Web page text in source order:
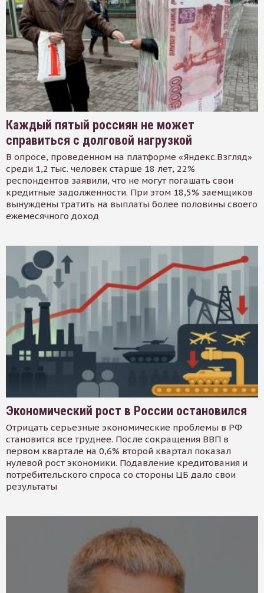
Каждый пятый россиян не может
справиться с долговой нагрузкой
В опросе, проведенном на платформе «Яндекс.Взгляд»
среди 1,2 тыс. человек старше 18 лет, 22%
респондентов заявили, что не могут погашать свои
кредитные задолженности. При этом 18,5% заемщиков
вынуждены тратить на выплаты более половины своего
ежемесячного доход
Экономический рост в России остановился
Отрицать серьезные экономические проблемы в РФ
становится все труднее. После сокращения ВВП в
первом квартале на 0,6% второй квартал показал
нулевой рост экономики. Подавление кредитования и
потребительского спроса со стороны ЦБ дало свои
результаты